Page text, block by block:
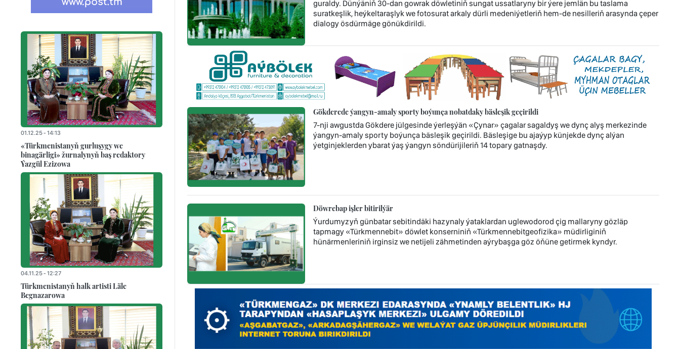
guraldy. Dünýäniň 30-dan gowrak döwletiniň sungat ussatlaryny bir ýere jemlän bu taslama
suratkeşlik, heýkeltaraşlyk we fotosurat arkaly dürli medeniýetleriň hem-de nesilleriň arasynda çeper
dialogy ösdürmäge gönükdirildi.
Gökderede ýangyn-amaly sporty boýunça nobatdaky bäsleşik geçirildi
7-nji awgustda Gökdere jülgesinde ýerleşýän «Çynar» çagalar sagaldyş we dynç alyş merkezinde
ýangyn-amaly sporty boýunça bäsleşik geçirildi. Bäsleşige bu ajaýyp künjekde dynç alýan
ýetginjeklerden ybarat ýaş ýangyn söndürijileriň 14 topary gatnaşdy.
Döwrebap işler bitirilýär
Ýurdumyzyň günbatar sebitindäki hazynaly ýataklardan uglewodorod çig mallaryny gözläp
tapmagy «Türkmennebit» döwlet konserniniň «Türkmennebitgeofizika» müdirliginiň
hünärmenleriniň irginsiz we netijeli zähmetinden aýrybaşga göz öňüne getirmek kyndyr.
01.12.25 - 14:13
«Türkmenistanyň gurluşygy we
binagärligi» žurnalynyň baş redaktory
Ýazgül Ezizowa
04.11.25 - 12:27
Türkmenistanyň halk artisti Läle
Begnazarowa